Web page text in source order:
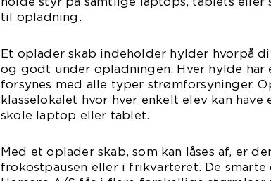
til opladning.
Et oplader skab indeholder hylder hvorpå
og godt under opladningen. Hver hylde
forsynes med alle typer strømforsyninger.
klasselokalet hvor hver enkelt elev kan
skole laptop eller tablet.
Med et oplader skab, som kan låses af, er
frokostpausen eller i frikvarteret. De smarte